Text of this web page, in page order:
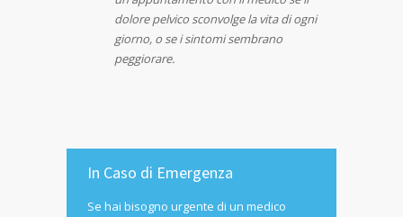
dolore pelvico sconvolge la vita di ogni
giorno, o se i sintomi sembrano
peggiorare.
In Caso di Emergenza
Se hai bisogno urgente di un medico